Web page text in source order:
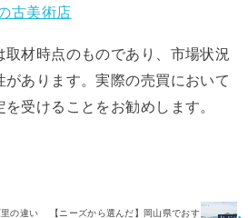
古美術店
材時点のものであり、市場状況
あります。実際の売買において
受けることをお勧めします。
里の違い
【ニーズから選んだ】岡山県でおす